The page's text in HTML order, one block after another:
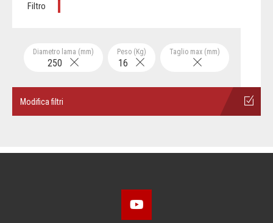
Filtro
Taglio max (mm)
Peso (Kg)
16
Diametro lama (mm)
250
Modifica filtri